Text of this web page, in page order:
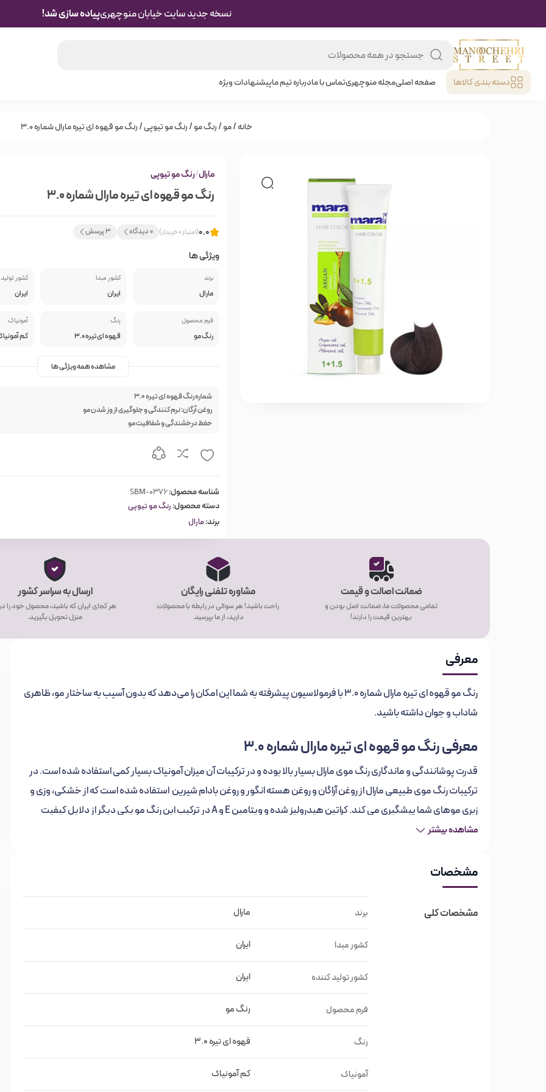
نسخه جدید سایت خیابان منوچهریپیاده سازی شد!
دسته بندی کالا‌ها صفحه اصلیمجله منوچهریتماس با مادرباره تیم ماپیشنهادات ویژه
خانه/مو/رنگ مو/رنگ مو تیوپی/ رنگ مو قهوه ای تیره مارال شماره 3.0
مارال/رنگ مو تیوپی
رنگ مو قهوه ای تیره مارال شماره 3.0
0.0(امتیاز 0 خریدار) 0 دیدگاه 3 پرسش
ویژگی ها
برند
مارال
کشور مبدا
ایران
کشور
ایران
فرم محصول
رنگ مو
رنگ
قهوه ای تیره 3.0
آمونیاک
کم
مشاهده همه ویژگی ها
شماره رنگ قهوه ای تیره 3.0
روغن آرگان: نرم کنندگی و جلوگیری از وز شدن مو
حفظ درخشندگی و شفافیت مو
شناسه محصول:SBM-0376
دسته محصول:رنگ مو تیوپی
برند:مارال
ضمانت اصالت و قیمت
تمامی محصولات ما، ضمانت اصل بودن و
بهترین قیمت را دارند!
مشاوره تلفنی رایگان
راحت باشید! هر سوالی در رابطه با محصولات
دارید، از ما بپرسید.
ارسال به سراسر کشور
هر کجای ایران که باشید، محصول خود را
منزل تحویل بگیرید.
معرفی
رنگ مو قهوه ای تیره مارال شماره 3.0 با فرمولاسیون پیشرفته به شما این امکان را می‌دهد که بدون آسیب به ساختار مو، ظاهری
شاداب و جوان داشته باشید.
معرفی رنگ مو قهوه ای تیره مارال شماره 3.0
قدرت پوشانندگی و ماندگاری رنگ موی مارال بسیار بالا بوده و در ترکیبات آن میزان آمونیاک بسیار کمی استفاده شده است. در
ترکیبات رنگ موی طبیعی مارال از روغن آراگان و روغن هسته انگور و روغن بادام شیرین استفاده شده است که از خشکی، وزی و
زبری موهای شما پیشگیری می کند. کراتین هیدرولیز شده و ویتامین E و A در ترکیب این رنگ مو یکی دیگر از دلایل کیفیت
بالای این رنگ است.
ویژگی‌های رنگ مو قهوه ای تیره مارال شماره 3.0
برند مارال
برند ایران
روغن هسته انگور: جلوگیری از خشکی و براقیت مو
روغن آرگان: نرم کنندگی و جلوگیری از وز شدن مو
روغن بادام: حاوی پروتئین ویتامین E و A
مشاهده بیشتر
مشخصات
مشخصات کلی برند مارال
کشور مبدا ایران
کشور تولید کننده ایران
فرم محصول رنگ مو
رنگ قهوه ای تیره 3.0
آمونیاک کم آمونیاک